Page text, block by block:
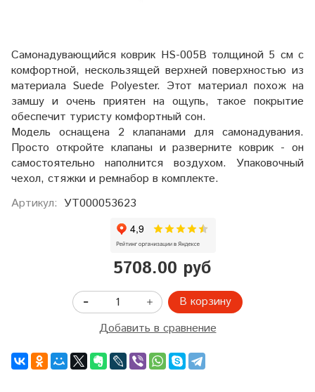
Самонадувающийся коврик HS-005В толщиной 5 см с
комфортной, нескользящей верхней поверхностью из
материала Suede Polyester. Этот материал похож на
замшу и очень приятен на ощупь, такое покрытие
обеспечит туристу комфортный сон.
Модель оснащена 2 клапанами для самонадувания.
Просто откройте клапаны и разверните коврик - он
самостоятельно наполнится воздухом. Упаковочный
чехол, стяжки и ремнабор в комплекте.
Артикул: УТ000053623
5708.00 руб
В корзину
Добавить в сравнение